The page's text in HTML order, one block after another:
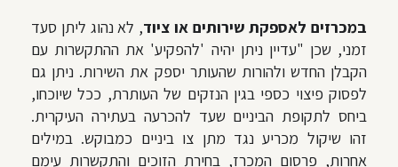
במכרזים לאספקת שירותים או ציוד, לא נהוג ליתן סעד
זמני, שכן "עדיין ניתן יהיה 'להפקיע' את ההתקשרות עם
הקבלן החדש ולהורות שהעותר יספק את השירות. ניתן גם
לפסוק פיצוי כספי בגין הנזקים של העותרת, ככל שיוכחו,
ביחס לתקופת הביניים שעד להכרעה בעתירה העיקרית.
זהו שיקול מכריע נגד מתן צו ביניים כמבוקש. במילים
אחרות, פרסום המכרז, בחירת הזוכים והתקשרות עימם